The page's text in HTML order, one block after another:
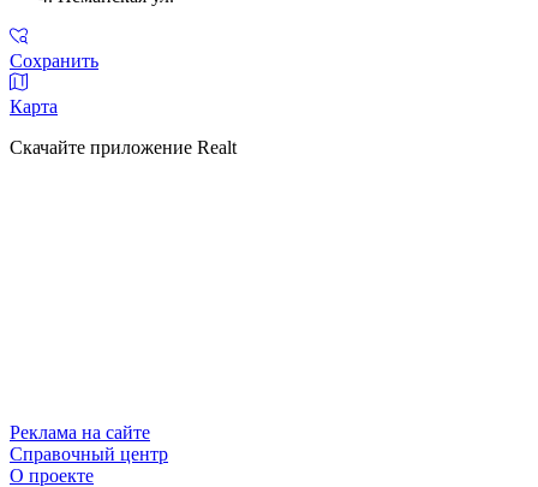
Сохранить
Карта
Скачайте приложение Realt
Реклама на сайте
Справочный центр
О проекте